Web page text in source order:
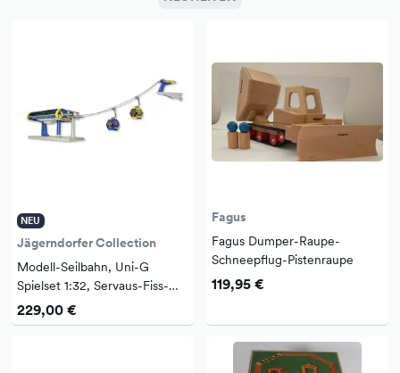
NEU
Jägerndorfer Collection
Modell-Seilbahn, Uni-G
Spielset 1:32, Servaus-Fiss-
Ladis, blau-gelb, von
Jägerndorfer
229,00 €
Fagus
Fagus Dumper-Raupe-
Schneepflug-Pistenraupe
119,95 €